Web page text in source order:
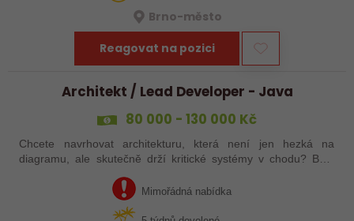
Brno-město
Reagovat na pozici
Architekt / Lead Developer - Java
80 000 - 130 000 Kč
Chcete navrhovat architekturu, která není jen hezká na
diagramu, ale skutečně drží kritické systémy v chodu? Baví
Vás Java, systémové přemýšlení a technické vedení lidí – ale
nechcete se stát…
Mimořádná nabídka